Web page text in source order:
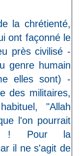
la chrétienté,
ont façonné le
près civilisé -
genre humain
elles sont) -
des militaires,
"Allah
l'on pourrait
! Pour la
il ne s'agit de